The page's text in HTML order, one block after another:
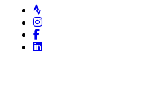
Strava
Instagram
Facebook
LinkedIn